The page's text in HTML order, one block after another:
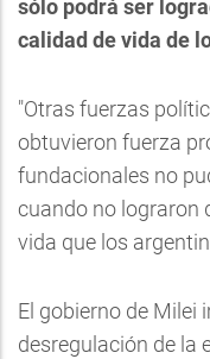
sólo podrá ser
calidad de vida de
"Otras fuerzas
obtuvieron fuerza
fundacionales no
cuando no lograron
vida que los
El gobierno de Milei
desregulación de la